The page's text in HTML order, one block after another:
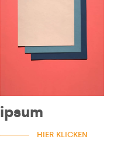
ipsum
HIER KLICKEN